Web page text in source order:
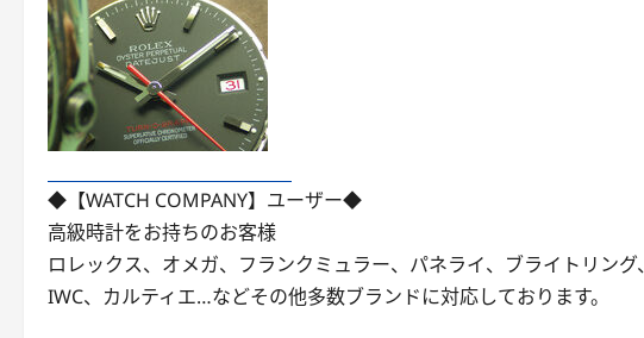
◆【WATCH COMPANY】ユーザー◆
高級時計をお持ちのお客様
ロレックス、オメガ、フランクミュラー、パネライ、ブライトリング、
IWC、カルティエ…などその他多数ブランドに対応しております。